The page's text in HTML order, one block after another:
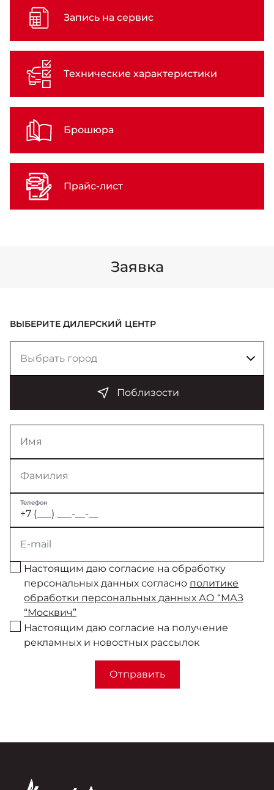
Запись на сервис
Технические характеристики
Брошюра
Прайс-лист
Заявка
ВЫБЕРИТЕ ДИЛЕРСКИЙ ЦЕНТР
Выбрать город
Поблизости
Имя
Фамилия
Телефон
E-mail
Настоящим даю согласие на обработку
персональных данных согласно политике
обработки персональных данных АО “МАЗ
“Москвич”
Настоящим даю согласие на получение
рекламных и новостных рассылок
Отправить